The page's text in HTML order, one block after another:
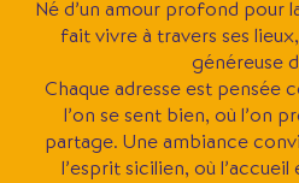
Né d’un amour profond pour
fait vivre à travers ses
généreuse
Chaque adresse est pensée
l’on se sent bien, où l’on
partage. Une ambiance
l’esprit sicilien, où